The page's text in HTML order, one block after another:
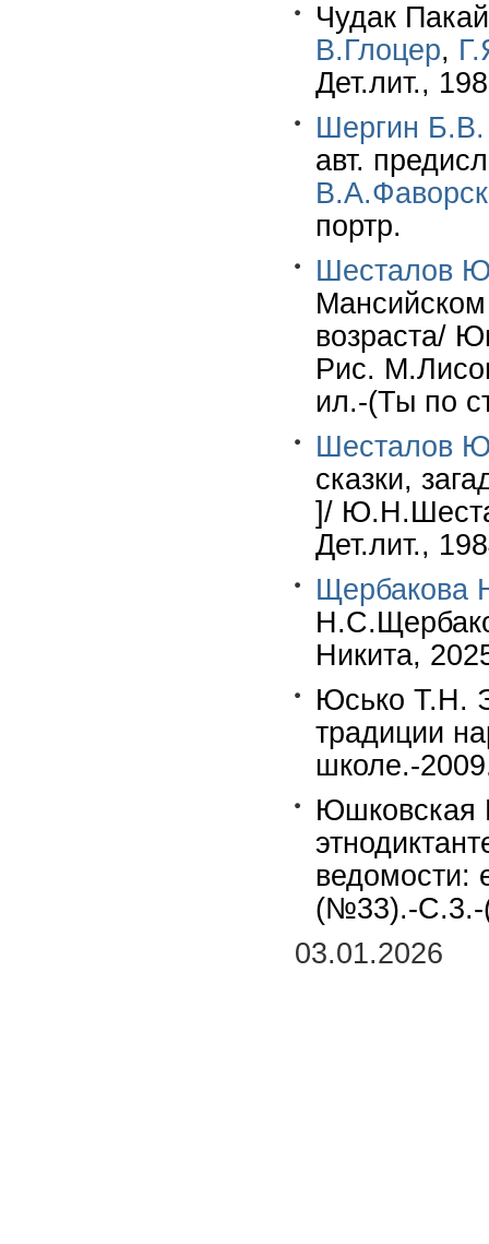
Чудак
В.Глоцер,
Дет.лит.,
Шергин Б.В.
авт.
портр.
Шесталов
возраста/
Рис.
ил.-(Ты по
Шесталов
сказки,
]/
Дет.лит.,
Щербакова
Никита,
Юсько Т.Н.
традиции
школе.-
Юшковская
ведомости:
(№33).-С.3.-
03.01.2026